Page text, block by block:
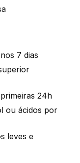
7 dias
24h
ou ácidos por
leves e